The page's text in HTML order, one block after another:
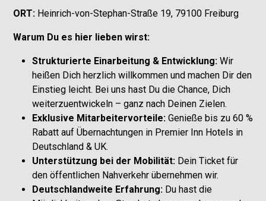
ORT:Heinrich-von-Stephan-Straße 19, 79100 Freiburg
Warum Du es hier lieben wirst:
Strukturierte Einarbeitung & Entwicklung: Wir
heißen Dich herzlich willkommen und machen Dir den
Einstieg leicht. Bei uns hast Du die Chance, Dich
weiterzuentwickeln – ganz nach Deinen Zielen.
Exklusive Mitarbeitervorteile:Genieße bis zu 60 %
Rabatt auf Übernachtungen in Premier Inn Hotels in
Deutschland & UK.
Unterstützung bei der Mobilität:Dein Ticket für
den öffentlichen Nahverkehr übernehmen wir.
Deutschlandweite Erfahrung:Du hast die